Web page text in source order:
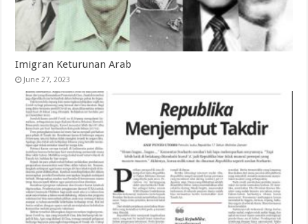
Imigran Keturunan Arab
June 27, 2023